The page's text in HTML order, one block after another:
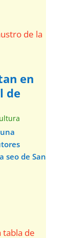
en
de
seo de San